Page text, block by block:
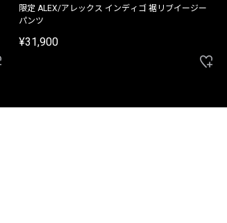
限定 ALEX/アレックス インディゴ 裾リブイージー
パンツ
¥31,900